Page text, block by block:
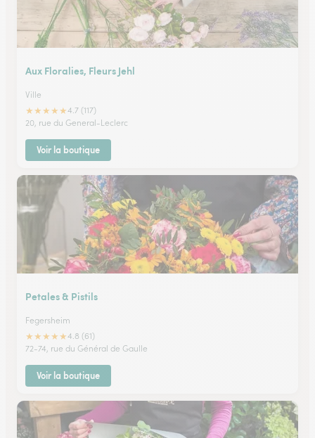
Aux Floralies, Fleurs Jehl
Ville
★★★★★4.7 (117)
20, rue du General-Leclerc
Voir la boutique
Petales & Pistils
Fegersheim
★★★★★4.8 (61)
72-74, rue du Général de Gaulle
Voir la boutique